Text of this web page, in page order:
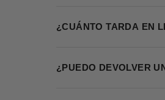
¿CUÁNTO TARDA EN
¿PUEDO DEVOLVER